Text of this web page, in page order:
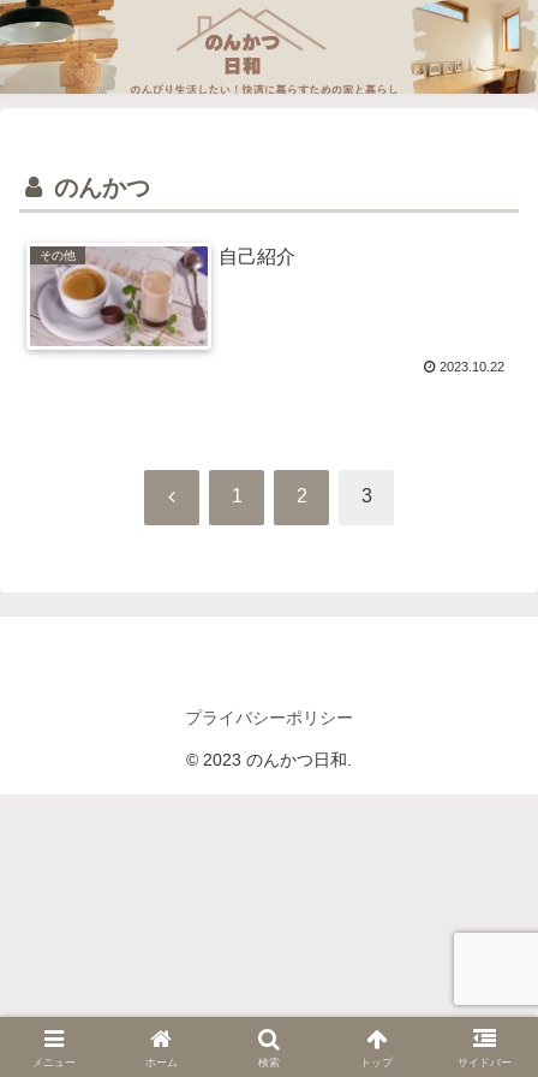
のんかつ
その他 自己紹介
2023.10.22
前 1 2 3
プライバシーポリシー
© 2023 のんかつ日和.
メニュー ホーム 検索 トップ サイドバー